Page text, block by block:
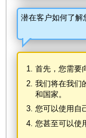
潜在客户如何了解
首先，您需要
我们将在我们
和国家。
您可以使用自
您甚至可以使